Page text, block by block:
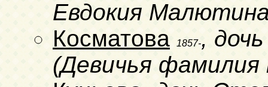
Евдокия
Косматова
1857-,
(Девичья фамилия